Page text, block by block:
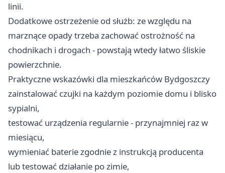
linii.
Dodatkowe ostrzeżenie od służb: ze względu na
marznące opady trzeba zachować ostrożność na
chodnikach i drogach - powstają wtedy łatwo śliskie
powierzchnie.
Praktyczne wskazówki dla mieszkańców Bydgoszczy
zainstalować czujki na każdym poziomie domu i blisko
sypialni,
testować urządzenia regularnie - przynajmniej raz w
miesiącu,
wymieniać baterie zgodnie z instrukcją producenta
lub testować działanie po zimie,